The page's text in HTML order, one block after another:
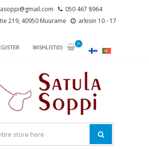
050 467 8964
219, 40950 Muurame
arkisin 10 - 17
WISHLIST(0)
0